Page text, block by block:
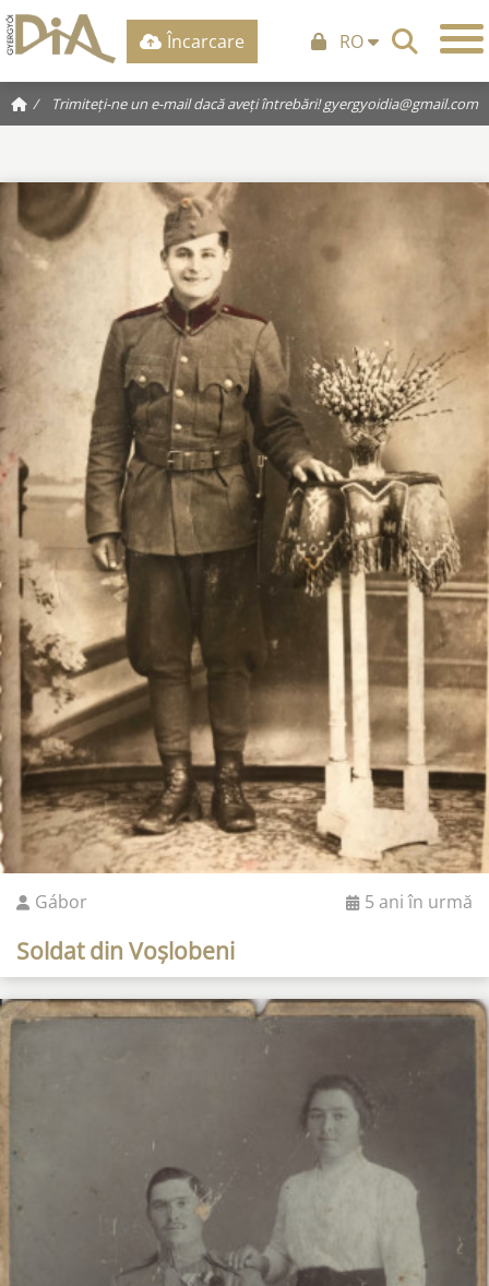
Încarcare RO
/ Trimiteți-ne un e-mail dacă aveți întrebări!gyergyoidia@gmail.com
Gábor 5 ani în urmă
Soldat din Voșlobeni